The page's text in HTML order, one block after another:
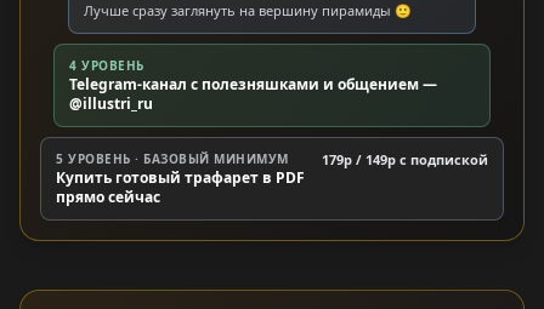
Лучше сразу заглянуть на вершину пирамиды 🙂
4 УРОВЕНЬ
Telegram-канал с полезняшками и общением —
@illustri_ru
5 УРОВЕНЬ · БАЗОВЫЙ МИНИМУМ
Купить готовый трафарет в PDF
прямо сейчас
179р / 149р c подпиской